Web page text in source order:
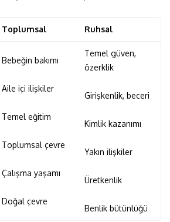
Toplumsal Ruhsal
Bebeğin bakımı
Aile içi ilişkiler
Temel eğitim
Toplumsal çevre
Çalışma yaşamı
Doğal çevre
Temel güven,
özerklik
Girişkenlik, beceri
Kimlik kazanımı
Yakın ilişkiler
Üretkenlik
Benlik bütünlüğü